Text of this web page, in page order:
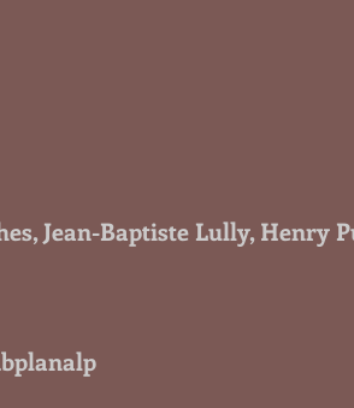
Jean-Baptiste Lully, Henry